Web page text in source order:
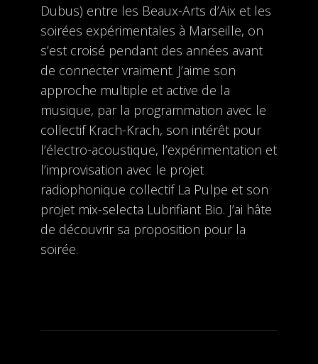
Dubus) entre les Beaux-Arts d’Aix et les
soirées expérimentales à Marseille, on
s’est croisé pendant des années avant
de connecter vraiment. J’aime son
approche multiple et active de la
musique, par la programmation avec le
collectif Krach-Krach, son intérêt pour
l’électro-acoustique, l’expérimentation et
l’improvisation avec le projet
radiophonique collectif La Pulpe et son
projet mix-selecta Lubrifiant Bio. J’ai hâte
de découvrir sa proposition pour la
soirée.